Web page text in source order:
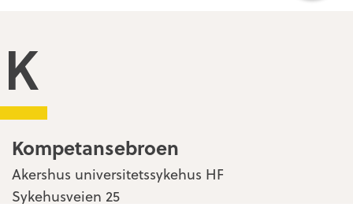
Kompetansebroen
Kompetansebroen
Akershus universitetssykehus HF
Sykehusveien 25